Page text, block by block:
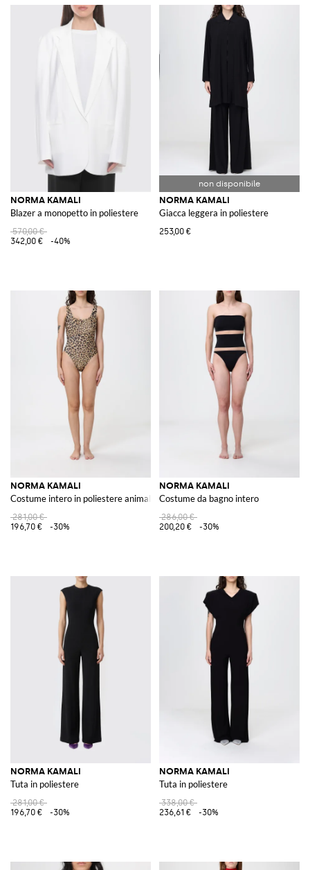
NORMA KAMALI
Blazer a monopetto in poliestere
570,00 €
342,00 €
-40%
NORMA KAMALI
Giacca leggera in poliestere
253,00 €
NORMA KAMALI
Costume intero in poliestere animalier
281,00 €
196,70 €
-30%
NORMA KAMALI
Costume da bagno intero
286,00 €
200,20 €
-30%
NORMA KAMALI
Tuta in poliestere
281,00 €
196,70 €
-30%
NORMA KAMALI
Tuta in poliestere
338,00 €
236,61 €
-30%